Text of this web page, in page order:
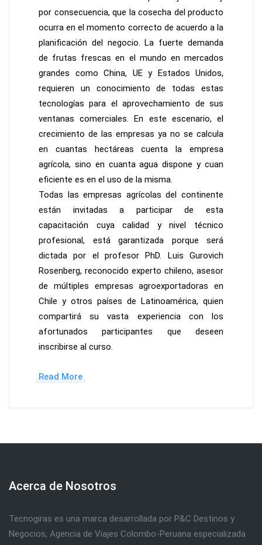
por consecuencia, que la cosecha del producto
ocurra en el momento correcto de acuerdo a la
planificación del negocio. La fuerte demanda
de frutas frescas en el mundo en mercados
grandes como China, UE y Estados Unidos,
requieren un conocimiento de todas estas
tecnologías para el aprovechamiento de sus
ventanas comerciales. En este escenario, el
crecimiento de las empresas ya no se calcula
en cuantas hectáreas cuenta la empresa
agrícola, sino en cuanta agua dispone y cuan
eficiente es en el uso de la misma.
Todas las empresas agrícolas del continente
están invitadas a participar de esta
capacitación cuya calidad y nivel técnico
profesional, está garantizada porque será
dictada por el profesor PhD. Luis Gurovich
Rosenberg, reconocido experto chileno, asesor
de múltiples empresas agroexportadoras en
Chile y otros países de Latinoamérica, quien
compartirá su vasta experiencia con los
afortunados participantes que deseen
inscribirse al curso.
Read More
Acerca de Nosotros
Tecnogiras es una marca desarrollada por P&C Destinos y
Negocios, Agencia de Viajes Colombo-Peruana especializada